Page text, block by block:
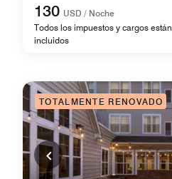
130 USD / Noche
Todos los impuestos y cargos están
incluidos
TOTALMENTE RENOVADO